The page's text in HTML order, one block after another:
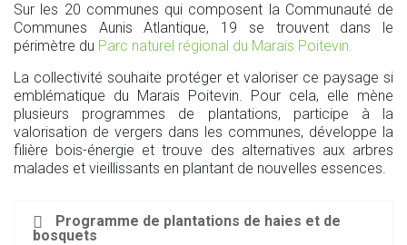
Sur les 20 communes qui composent la Communauté de
Communes Aunis Atlantique, 19 se trouvent dans le
périmètre du Parc naturel régional du Marais Poitevin.
La collectivité souhaite protéger et valoriser ce paysage si
emblématique du Marais Poitevin. Pour cela, elle mène
plusieurs programmes de plantations, participe à la
valorisation de vergers dans les communes, développe la
filière bois-énergie et trouve des alternatives aux arbres
malades et vieillissants en plantant de nouvelles essences.
Programme de plantations de haies et de
bosquets